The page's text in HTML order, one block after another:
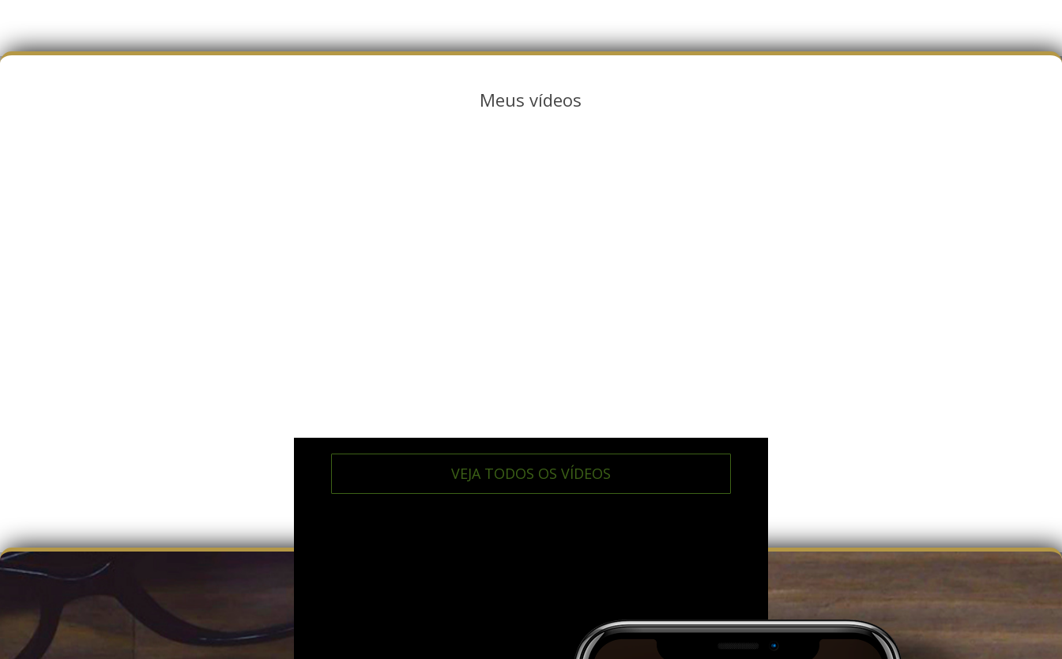
Meus vídeos
VEJA TODOS OS VÍDEOS